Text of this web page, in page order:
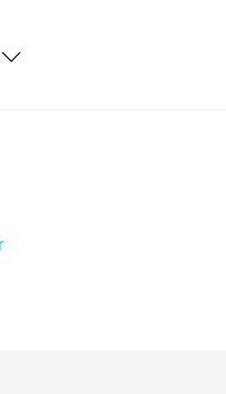
10×8 in, 25×20